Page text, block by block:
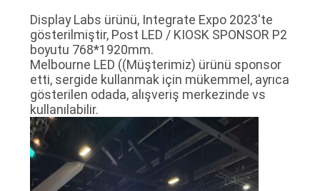
ILETIŞIME
GEÇIN
HABERLER
BIR
TEKLIF
ISTEĞI
Display Labs ürünü, Integrate Expo 2023'te
gösterilmiştir, Post LED / KIOSK SPONSOR P2
boyutu 768*1920mm.
Melbourne LED ((Müşterimiz) ürünü sponsor
etti, sergide kullanmak için mükemmel, ayrıca
gösterilen odada, alışveriş merkezinde vs
kullanılabilir.